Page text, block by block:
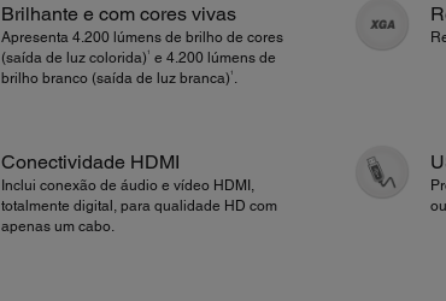
Brilhante e com cores vivas
Apresenta 4.200 lúmens de brilho de cores
(saída de luz colorida) 1
e 4.200 lúmens de
brilho branco (saída de luz branca) 1 .
Conectividade HDMI
Inclui conexão de áudio e vídeo HDMI,
totalmente digital, para qualidade HD com
apenas um cabo.